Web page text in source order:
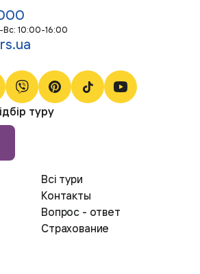
10:00-16:00
туру
Всі тури
Контакты
Вопрос - ответ
Страхование